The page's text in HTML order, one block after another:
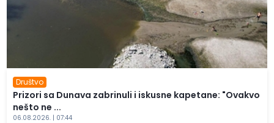
Društvo
Prizori sa Dunava zabrinuli i iskusne kapetane: "Ovakvo
nešto ne ...
06.08.2026. | 07:44